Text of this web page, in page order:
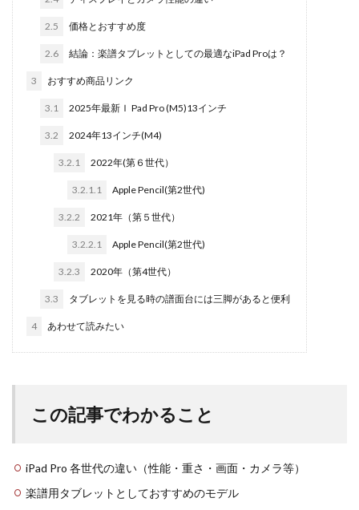
2.5 価格とおすすめ度
2.6 結論：楽譜タブレットとしての最適なiPad Proは？
3 おすすめ商品リンク
3.1 2025年最新Ｉ Pad Pro (M5)13インチ
3.2 2024年13インチ(M4)
3.2.1 2022年(第６世代）
3.2.1.1 Apple Pencil(第2世代)
3.2.2 2021年（第５世代）
3.2.2.1 Apple Pencil(第2世代)
3.2.3 2020年（第4世代）
3.3 タブレットを見る時の譜面台には三脚があると便利
4 あわせて読みたい
この記事でわかること
iPad Pro 各世代の違い（性能・重さ・画面・カメラ等）
楽譜用タブレットとしておすすめのモデル